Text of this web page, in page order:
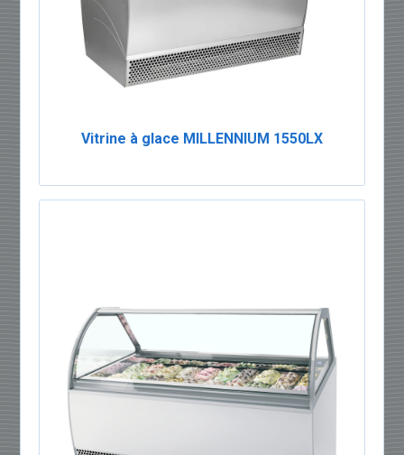
Vitrine à glace MILLENNIUM 1550LX